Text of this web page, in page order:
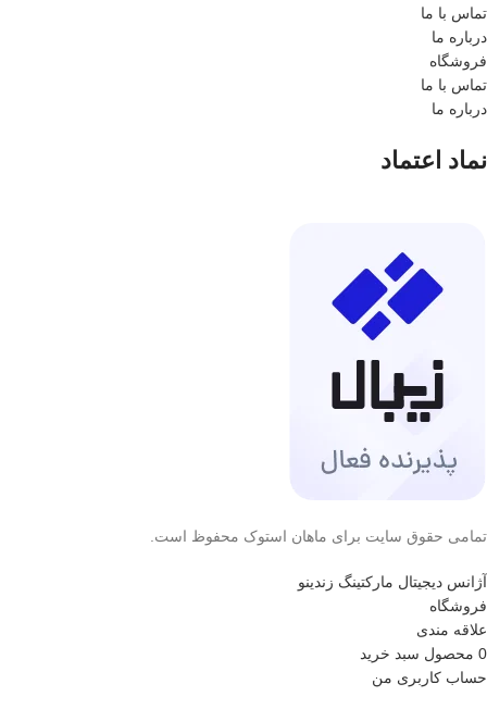
تماس با ما
درباره ما
فروشگاه
تماس با ما
درباره ما
نماد اعتماد
تمامی حقوق سایت برای ماهان استوک محفوظ است.
آژانس دیجیتال مارکتینگ زندینو
فروشگاه
علاقه مندی
0 محصول سبد خرید
حساب کاربری من